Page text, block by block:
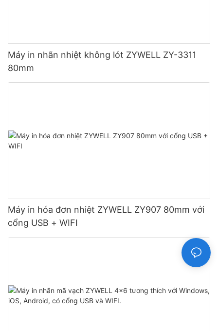
Máy in nhãn nhiệt không lót ZYWELL ZY-3311
80mm
Máy in hóa đơn nhiệt ZYWELL ZY907 80mm với
cổng USB + WIFI